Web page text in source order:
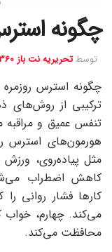
چگونه
توسطتحریریه نت باز 360
چگونه استرس روزمره
ترکیبی از
تنفس عمیق و
هورمون‌های استرس
مثل پیاده‌روی،
کاهش اضطراب
کارها فشار روانی
می‌کند. چهارم، خواب
محافظت می‌کند.